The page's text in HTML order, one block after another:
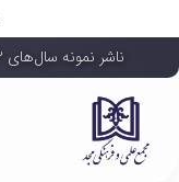
ناشر نمونه سال‌های ۱۳۹۳ و ۱۳۹۴ و ۱۳۹۷ جمهوری اسلامی ایران